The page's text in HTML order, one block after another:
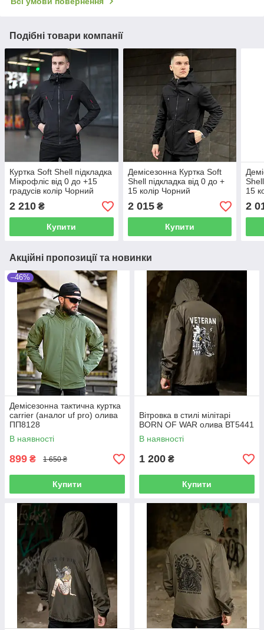
Подібні товари компанії
Куртка Soft Shell підкладка
Мікрофліс від 0 до +15
градусів колір Чорний
2 210 ₴
Купити
Демісезонна Куртка Soft
Shell підкладка від 0 до +
15 колір Чорний
2 015₴
Купити
15
2
Акційні пропозиції та новинки
–46%
Демісезонна тактична куртка
carrier (аналог uf pro) олива
ПП8128
В наявності
899 ₴ 1 650 ₴
Купити
Вітровка в стилі мілітарі
BORN OF WAR олива ВТ5441
В наявності
1 200 ₴
Купити